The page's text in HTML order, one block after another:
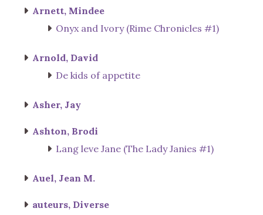
Arnett, Mindee
Onyx and Ivory (Rime Chronicles #1)
Arnold, David
De kids of appetite
Asher, Jay
Ashton, Brodi
Lang leve Jane (The Lady Janies #1)
Auel, Jean M.
auteurs, Diverse